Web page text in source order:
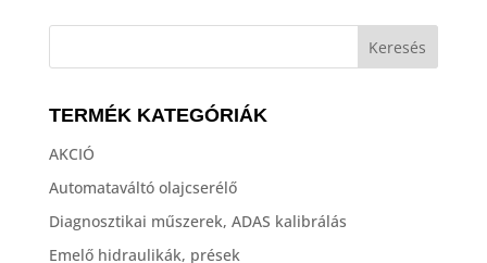
TERMÉK KATEGÓRIÁK
AKCIÓ
Automataváltó olajcserélő
Diagnosztikai műszerek, ADAS kalibrálás
Emelő hidraulikák, prések